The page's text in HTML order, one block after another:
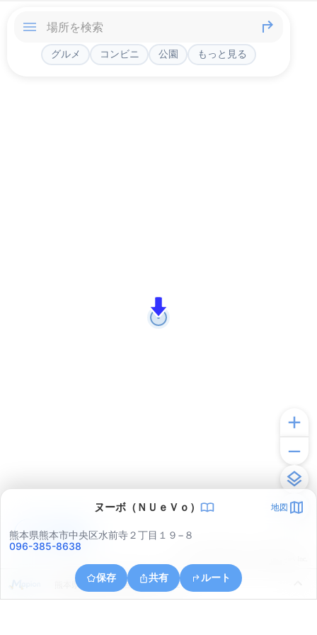
グルメ コンビニ 公園 もっと見る
ヌーボ（ＮＵｅＶｏ） 地図
熊本県熊本市中央区水前寺２丁目１９−８
096-385-8638
保存 共有 ルート
熊本県熊本市中央区帯山１丁目２３
アプリで見る